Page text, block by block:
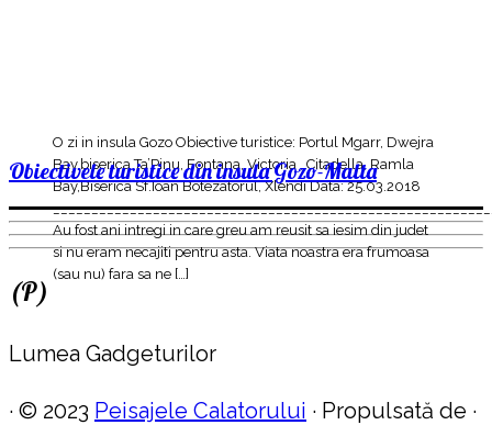
O zi in insula Gozo Obiective turistice: Portul Mgarr, Dwejra
Bay,biserica Ta’Pinu, Fontana, Victoria , Citadella, Ramla
Bay,Biserica Sf.Ioan Botezatorul, Xlendi Data: 25.03.2018
Au fost ani intregi in care greu am reusit sa iesim din judet
si nu eram necajiti pentru asta. Viata noastra era frumoasa
(sau nu) fara sa ne […]
Obiectivele turistice din insula Gozo-Malta
(P)
Lumea Gadgeturilor
· © 2023 Peisajele Calatorului · Propulsată de ·